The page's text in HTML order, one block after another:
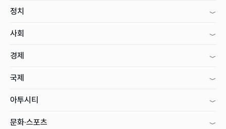
정치
사회
경제
국제
아투시티
문화·스포츠